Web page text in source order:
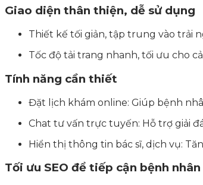
Giao diện thân thiện, dễ sử dụng
Thiết kế tối giản, tập trung vào trải
Tốc độ tải trang nhanh, tối ưu cho
Tính năng cần thiết
Đặt lịch khám online: Giúp bệnh
Chat tư vấn trực tuyến: Hỗ trợ giải
Hiển thị thông tin bác sĩ, dịch vụ:
Tối ưu SEO để tiếp cận bệnh nhân